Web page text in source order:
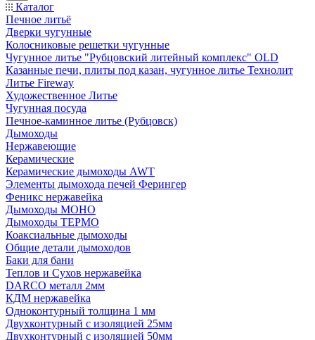
Каталог
Печное литьё
Дверки чугунные
Колосниковые решетки чугунные
Чугунное литье "Рубцовский литейный комплекс" OLD
Казанные печи, плиты под казан, чугунное литье Технолит
Литье Fireway
Художественное Литье
Чугунная посуда
Печное-каминное литье (Рубцовск)
Дымоходы
Нержавеющие
Керамические
Керамические дымоходы AWT
Элементы дымохода печей Ферингер
Феникс нержавейка
Дымоходы МОНО
Дымоходы ТЕРМО
Коаксиальные дымоходы
Общие детали дымоходов
Баки для бани
Теплов и Сухов нержавейка
DARCO металл 2мм
КДМ нержавейка
Одноконтурный толщина 1 мм
Двухконтурный с изоляцией 25мм
Двухконтурный с изоляцией 50мм